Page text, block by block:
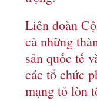
Liên đoàn
cả những
sản quốc tế
các tổ chức
mạng tỏ lòn